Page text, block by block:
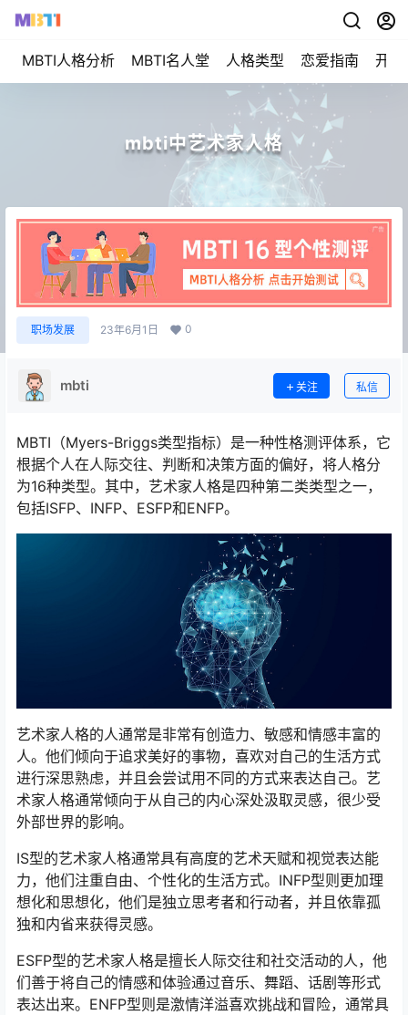
MBTI人格分析 MBTI名人堂 人格类型 恋爱指南 开始
mbti中艺术家人格
职场发展 23年6月1日 0
mbti 关注 私信
MBTI（Myers-Briggs类型指标）是一种性格测评体系，它
根据个人在人际交往、判断和决策方面的偏好，将人格分
为16种类型。其中，艺术家人格是四种第二类类型之一，
包括ISFP、INFP、ESFP和ENFP。
艺术家人格的人通常是非常有创造力、敏感和情感丰富的
人。他们倾向于追求美好的事物，喜欢对自己的生活方式
进行深思熟虑，并且会尝试用不同的方式来表达自己。艺
术家人格通常倾向于从自己的内心深处汲取灵感，很少受
外部世界的影响。
IS型的艺术家人格通常具有高度的艺术天赋和视觉表达能
力，他们注重自由、个性化的生活方式。INFP型则更加理
想化和思想化，他们是独立思考者和行动者，并且依靠孤
独和内省来获得灵感。
ESFP型的艺术家人格是擅长人际交往和社交活动的人，他
们善于将自己的情感和体验通过音乐、舞蹈、话剧等形式
表达出来。ENFP型则是激情洋溢喜欢挑战和冒险，通常具